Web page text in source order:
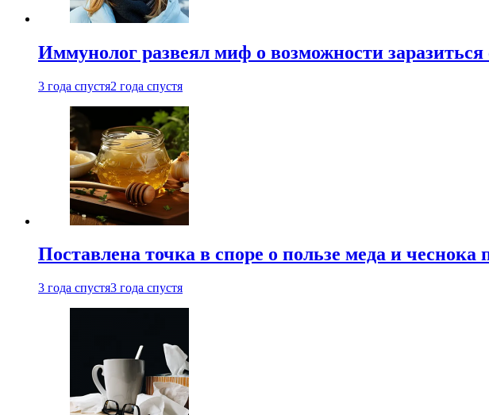
Иммунолог развеял миф о возможности заразиться
3 года спустя2 года спустя
Поставлена точка в споре о пользе меда и
3 года спустя3 года спустя